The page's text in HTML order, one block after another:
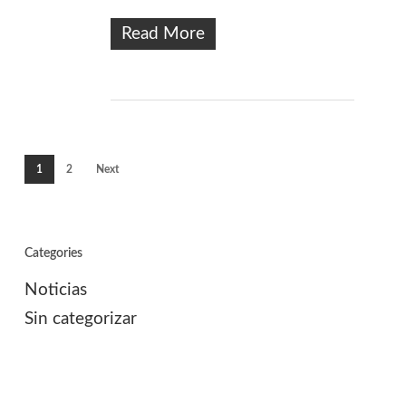
Read More
1 2 Next
Categories
Noticias
Sin categorizar